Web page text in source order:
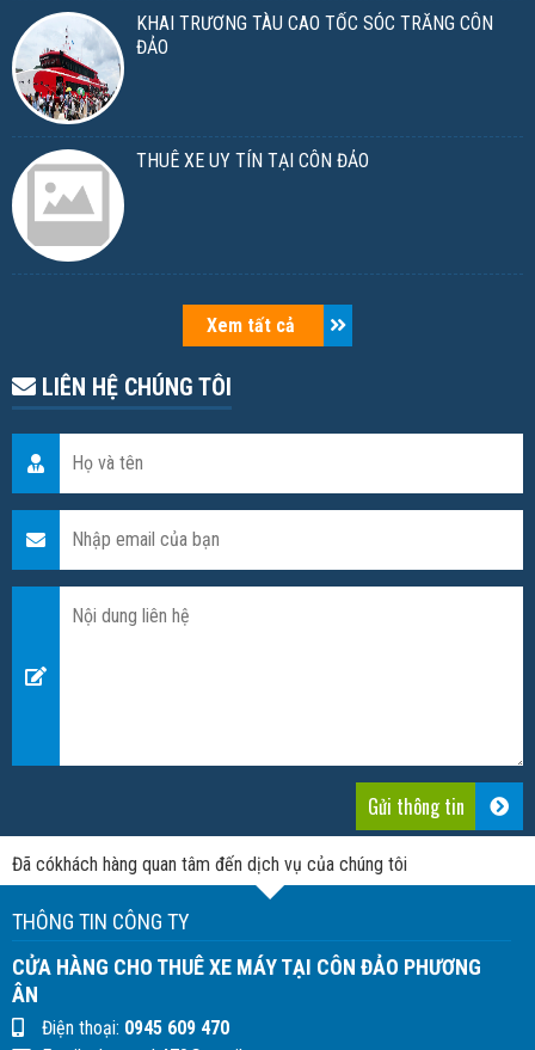
KHAI TRƯƠNG TÀU CAO TỐC SÓC TRĂNG CÔN
ĐẢO
THUÊ XE UY TÍN TẠI CÔN ĐẢO
Xem tất cả
LIÊN HỆ CHÚNG TÔI
Đã cókhách hàng quan tâm đến dịch vụ của chúng tôi
THÔNG TIN CÔNG TY
CỬA HÀNG CHO THUÊ XE MÁY TẠI CÔN ĐẢO PHƯƠNG
ÂN
Điện thoại: 0945 609 470